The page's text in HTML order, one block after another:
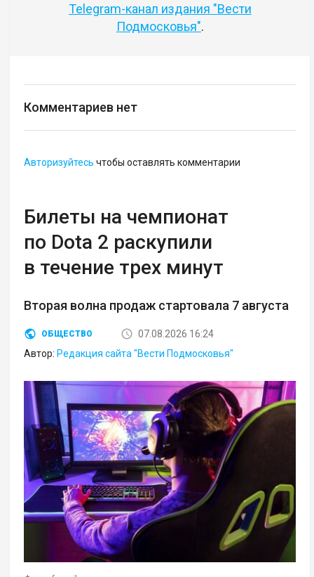
Telegram-канал издания "Вести
Подмосковья".
Комментариев нет
Авторизуйтесь чтобы оставлять комментарии
Билеты на чемпионат
по Dota 2 раскупили
в течение трех минут
Вторая волна продаж стартовала 7 августа
ОБЩЕСТВО
07.08.2026 16:24
Автор: Редакция сайта "Вести Подмосковья"